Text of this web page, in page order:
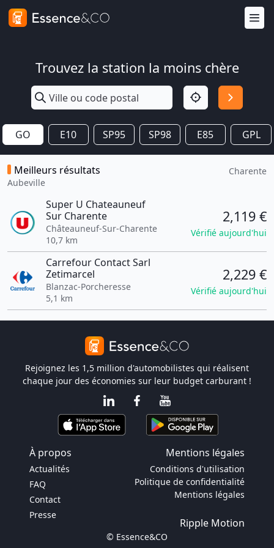
Trouvez la station la moins chère
GO E10 SP95 SP98 E85 GPL
Meilleurs résultats
Aubeville
Charente
Super U Chateauneuf
Sur Charente
Châteauneuf-Sur-Charente
10,7 km
2,119 €
Vérifié aujourd'hui
Carrefour Contact Sarl
Zetimarcel
Blanzac-Porcheresse
5,1 km
2,229 €
Vérifié aujourd'hui
Rejoignez les 1,5 million d'automobilistes qui réalisent
chaque jour des économies sur leur budget carburant !
À propos Mentions légales
Actualités
FAQ
Contact
Presse
Conditions d'utilisation
Politique de confidentialité
Mentions légales
Ripple Motion
© Essence&CO